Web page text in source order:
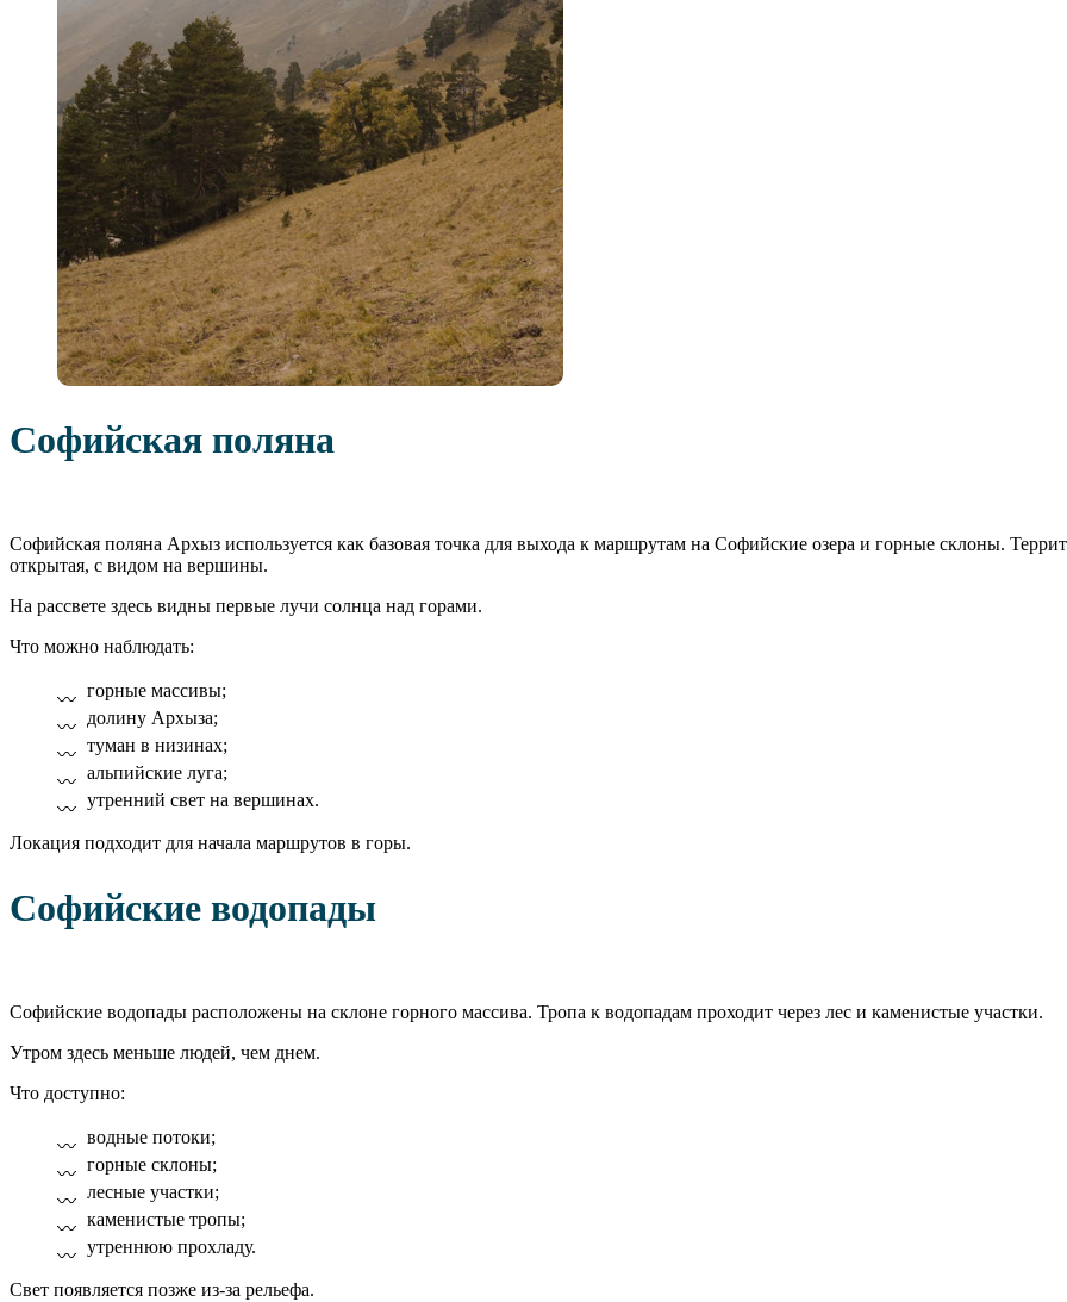
Софийская поляна
Софийская поляна Архыз используется как базовая точка для выхода к маршрутам на Софийские озера и горные склоны.
открытая, с видом на вершины.
На рассвете здесь видны первые лучи солнца над горами.
Что можно наблюдать:
горные массивы;
долину Архыза;
туман в низинах;
альпийские луга;
утренний свет на вершинах.
Локация подходит для начала маршрутов в горы.
Софийские водопады
Софийские водопады расположены на склоне горного массива. Тропа к водопадам проходит через лес и каменистые участки.
Утром здесь меньше людей, чем днем.
Что доступно:
водные потоки;
горные склоны;
лесные участки;
каменистые тропы;
утреннюю прохладу.
Свет появляется позже из-за рельефа.